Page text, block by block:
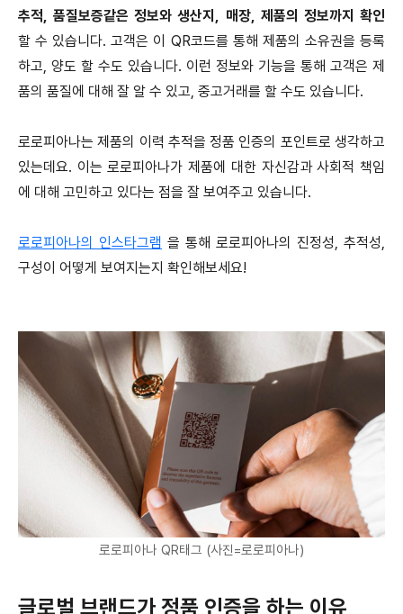
추적, 품질보증같은 정보와 생산지, 매장, 제품의 정보까지 확인
할 수 있습니다. 고객은 이 QR코드를 통해 제품의 소유권을 등록
하고, 양도 할 수도 있습니다. 이런 정보와 기능을 통해 고객은 제
품의 품질에 대해 잘 알 수 있고, 중고거래를 할 수도 있습니다.
로로피아나는 제품의 이력 추적을 정품 인증의 포인트로 생각하고
있는데요. 이는 로로피아나가 제품에 대한 자신감과 사회적 책임
에 대해 고민하고 있다는 점을 잘 보여주고 있습니다.
로로피아나의 인스타그램 을 통해 로로피아나의 진정성, 추적성,
구성이 어떻게 보여지는지 확인해보세요!
로로피아나 QR태그 (사진=로로피아나)
글로벌 브랜드가 정품 인증을 하는 이유